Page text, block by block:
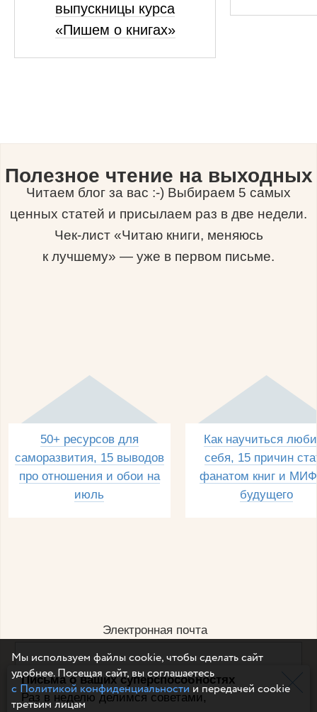
Письма о ваших суперспособностях
Раз в неделю делимся советами,
выпускницы курса
«Пишем о книгах»
Полезное чтение на выходных
Читаем блог за вас :-) Выбираем 5 самых
ценных статей и присылаем раз в две недели.
Чек-лист «Читаю книги, меняюсь
к лучшему» — уже в первом письме.
50+ ресурсов для
саморазвития, 15 выводов
про отношения и обои на
июль
Как научиться
себя, 15 причин
фанатом книг и
будущего
Электронная почта
Например, dulsineya@gmail.com
Без спама и смс
Мы используем файлы cookie, чтобы сделать сайт
удобнее. Посещая сайт, вы соглашаетесь
с Политикой конфиденциальностии передачей cookie
третьим лицам